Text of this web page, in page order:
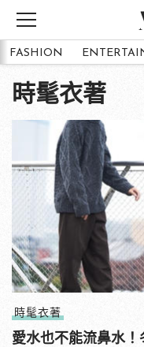
FASHION
時髦衣著
時髦衣著
愛水也不能流鼻水